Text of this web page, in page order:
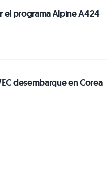
el programa Alpine A424
desembarque en Corea